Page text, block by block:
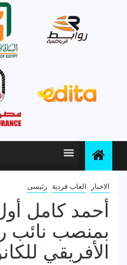
الاخبار العاب فردية رئيسى
أحمد كامل
بمنصب نائب
الأفريقي